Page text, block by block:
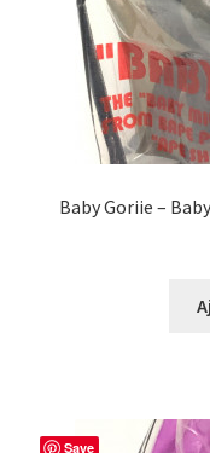
Baby Goriie –
Save